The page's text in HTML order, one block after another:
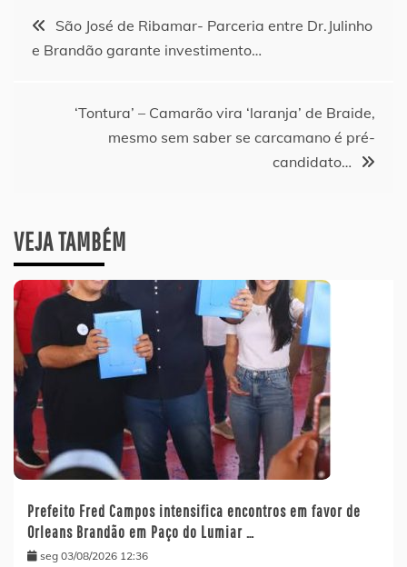
Navegação
São José de Ribamar- Parceria entre Dr.Julinho
e Brandão garante investimento…
‘Tontura’ – Camarão vira ‘laranja’ de Braide,
mesmo sem saber se carcamano é pré-
candidato…
VEJA TAMBÉM
Prefeito Fred Campos intensifica encontros em favor de
Orleans Brandão em Paço do Lumiar …
seg 03/08/2026 12:36